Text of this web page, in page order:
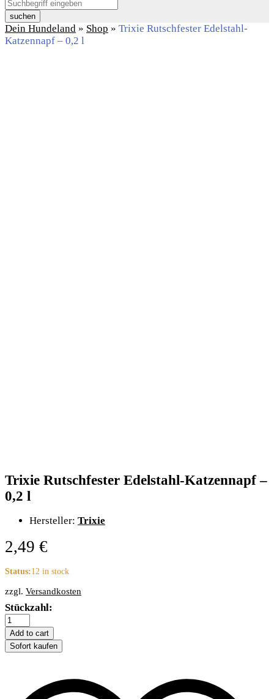
suchen
Dein Hundeland » Shop » Trixie Rutschfester Edelstahl-
Katzennapf – 0,2 l
Trixie Rutschfester Edelstahl-Katzennapf –
0,2 l
Hersteller: Trixie
2,49 €
Status:12 in stock
zzgl. Versandkosten
Trixie
Rutschfester
Edelstahl-
Katzennapf
-
quantity
Stückzahl:
Add to cart
Sofort kaufen